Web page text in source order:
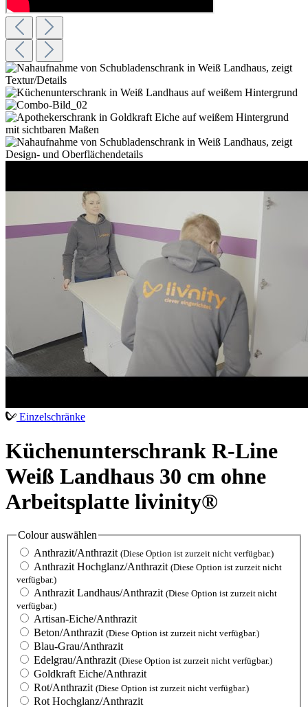
Einzelschränke
Küchenunterschrank R-Line
Weiß Landhaus 30 cm ohne
Arbeitsplatte livinity®
Colourauswählen
Anthrazit/Anthrazit (Diese Option ist zurzeit nicht verfügbar.)
Anthrazit Hochglanz/Anthrazit (Diese Option ist zurzeit nicht
verfügbar.)
Anthrazit Landhaus/Anthrazit (Diese Option ist zurzeit nicht
verfügbar.)
Artisan-Eiche/Anthrazit
Beton/Anthrazit (Diese Option ist zurzeit nicht verfügbar.)
Blau-Grau/Anthrazit
Edelgrau/Anthrazit (Diese Option ist zurzeit nicht verfügbar.)
Goldkraft Eiche/Anthrazit
Rot/Anthrazit (Diese Option ist zurzeit nicht verfügbar.)
Rot Hochglanz/Anthrazit